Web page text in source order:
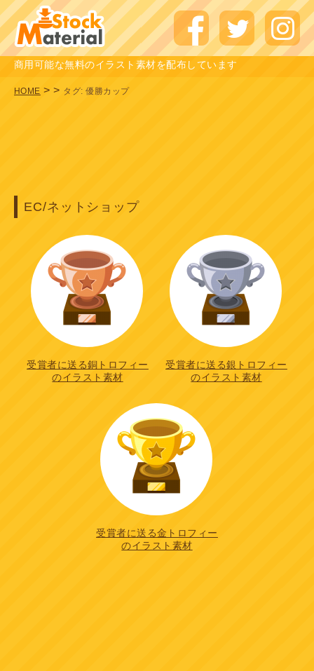
商用可能な無料のイラスト素材を配布しています
HOME >> タグ:優勝カップ
EC/ネットショップ
受賞者に送る銅トロフィー
のイラスト素材
受賞者に送る銀トロフィー
のイラスト素材
受賞者に送る金トロフィー
のイラスト素材